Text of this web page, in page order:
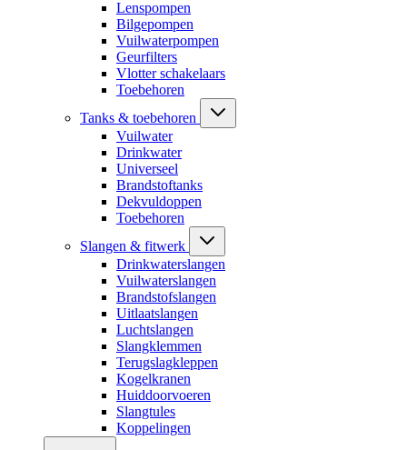
Lenspompen
Bilgepompen
Vuilwaterpompen
Geurfilters
Vlotter schakelaars
Toebehoren
Tanks & toebehoren
Vuilwater
Drinkwater
Universeel
Brandstoftanks
Dekvuldoppen
Toebehoren
Slangen & fitwerk
Drinkwaterslangen
Vuilwaterslangen
Brandstofslangen
Uitlaatslangen
Luchtslangen
Slangklemmen
Terugslagkleppen
Kogelkranen
Huiddoorvoeren
Slangtules
Koppelingen